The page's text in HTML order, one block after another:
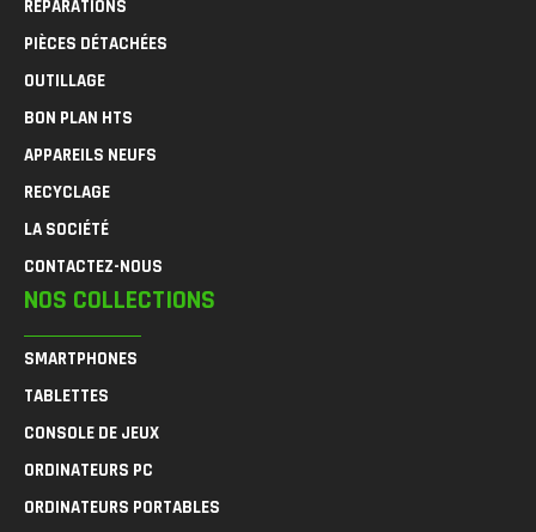
RÉPARATIONS
PIÈCES DÉTACHÉES
OUTILLAGE
BON PLAN HTS
APPAREILS NEUFS
RECYCLAGE
LA SOCIÉTÉ
CONTACTEZ-NOUS
NOS COLLECTIONS
SMARTPHONES
TABLETTES
CONSOLE DE JEUX
ORDINATEURS PC
ORDINATEURS PORTABLES